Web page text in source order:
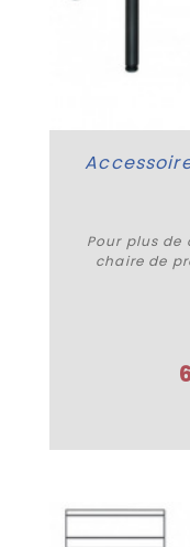
Pour plus
chaire de